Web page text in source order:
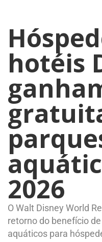
hotéis
2026
O Walt Disney World
retorno do benefício
aquáticos para